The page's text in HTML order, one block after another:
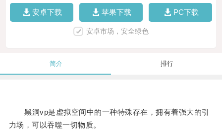
安卓下载 苹果下载 PC下载
安卓市场，安全绿色
简介 排行
黑洞vp是虚拟空间中的一种特殊存在，拥有着强大的引
力场，可以吞噬一切物质。